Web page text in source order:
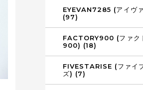
EYEVAN7285 (アイヴ
(97)
FACTORY900 (ファク
900) (18)
FIVESTARISE (ファイ
ズ) (7)